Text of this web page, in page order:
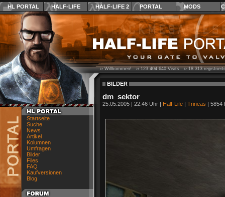
HL PORTAL HALF-LIFE HALF-LIFE 2 PORTAL MODS
Startseite
Suche
News
Artikel
Kolumnen
Umfragen
Bilder
Files
FAQ
Kaufversionen
Blog
›› Willkommen! ››123.404.640Visits ››18.313
BILDER
dm_sektor
25.05.2005 | 22:46 Uhr | Half-Life | Trineas | 5854